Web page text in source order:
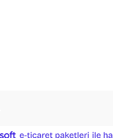
ideasoft e-